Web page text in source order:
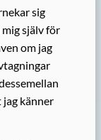
sig
själv för
om jag
känner